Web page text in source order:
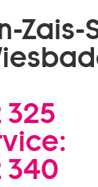
Zais-
325
340